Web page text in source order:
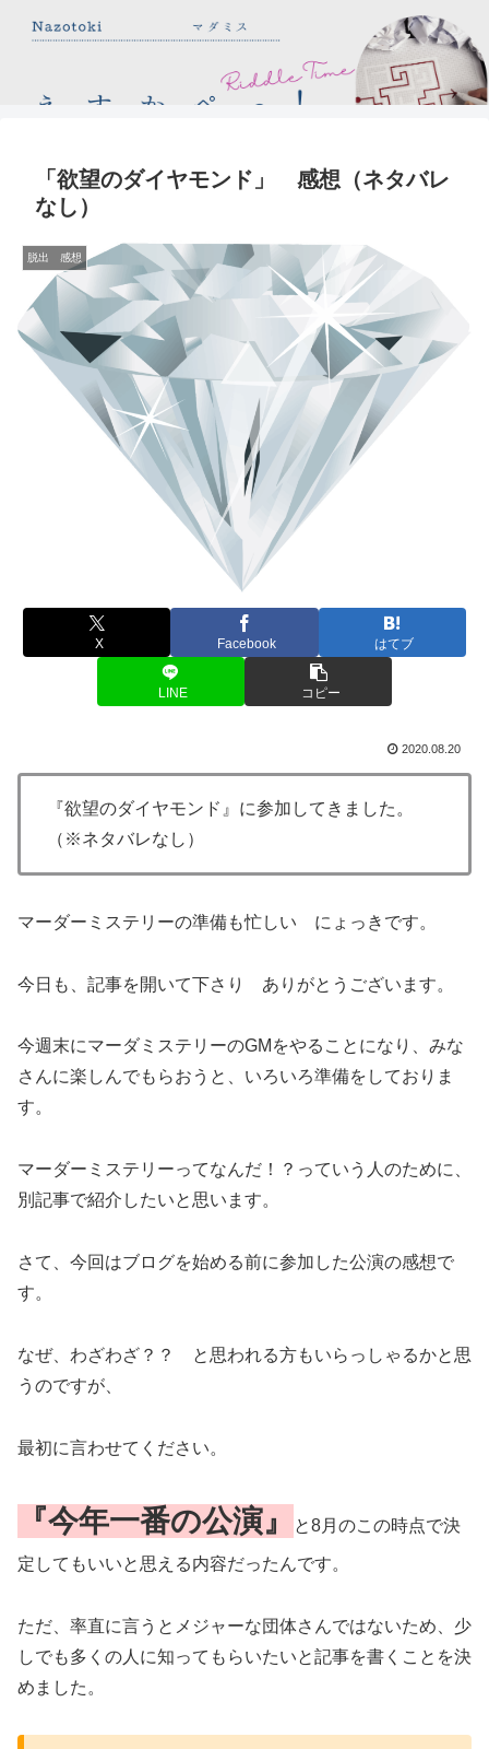
「欲望のダイヤモンド」 感想（ネタバレ
なし）
脱出 感想
X Facebook はてブ
LINE コピー
2020.08.20
『欲望のダイヤモンド』に参加してきました。
（※ネタバレなし）
マーダーミステリーの準備も忙しい にょっきです。
今日も、記事を開いて下さり ありがとうございます。
今週末にマーダミステリーのGMをやることになり、みな
さんに楽しんでもらおうと、いろいろ準備をしておりま
す。
マーダーミステリーってなんだ！？っていう人のために、
別記事で紹介したいと思います。
さて、今回はブログを始める前に参加した公演の感想で
す。
なぜ、わざわざ？？ と思われる方もいらっしゃるかと思
うのですが、
最初に言わせてください。
『今年一番の公演』 と8月のこの時点で決
定してもいいと思える内容だったんです。
ただ、率直に言うとメジャーな団体さんではないため、少
しでも多くの人に知ってもらいたいと記事を書くことを決
めました。